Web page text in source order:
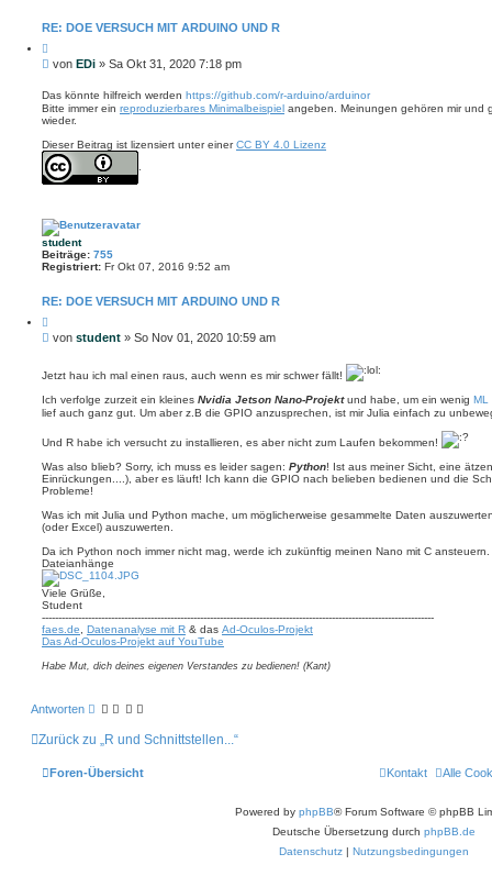
RE: DOE VERSUCH MIT ARDUINO UND R
i
t
e
r
e
B
i
t
r
a
g
von EDi » Sa Okt 31, 2020 7:18 pm
Das könnte hilfreich werden https://github.com/r-arduino/arduinor
Bitte immer ein reproduzierbares Minimalbeispiel angeben. Meinungen gehören mir und
wieder.
Dieser Beitrag ist lizensiert unter einerCC BY 4.0 Lizenz
student
Beiträge: 755
Registriert: Fr Okt 07, 2016 9:52 am
RE: DOE VERSUCH MIT ARDUINO UND R
i
t
r
n
B
t
r
a
von student » So Nov 01, 2020 10:59 am
Jetzt hau ich mal einen raus, auch wenn es mir schwer fällt!
Ich verfolge zurzeit ein kleines Nvidia Jetson Nano-Projektund habe, um ein wenig ML
lief auch ganz gut. Um aber z.B die GPIO anzusprechen, ist mir Julia einfach zu
Und R habe ich versucht zu installieren, es aber nicht zum Laufen bekommen!
Was also blieb? Sorry, ich muss es leider sagen: Python! Ist aus meiner Sicht, eine
Einrückungen....), aber es läuft! Ich kann die GPIO nach belieben bedienen und die
Probleme!
Was ich mit Julia und Python mache, um möglicherweise gesammelte Daten
(oder Excel) auszuwerten.
Da ich Python noch immer nicht mag, werde ich zukünftig meinen Nano mit C ansteuern.
Dateianhänge
Viele Grüße,
Student
-----------------------------------------------------------------------------------------------------------------------
faes.de
Datenanalyse mit R & das Ad-Oculos-Projekt
Das Ad-Oculos-Projekt auf YouTube
Habe Mut, dich deines eigenen Verstandes zu bedienen! (Kant)
Antworten
Zurück zu „R und Schnittstellen...“
Foren-Übersicht Alle
Kontakt
Powered by phpBB® Forum Software © phpBB
Deutsche Übersetzung durch phpBB.de
Datenschutz | Nutzungsbedingungen